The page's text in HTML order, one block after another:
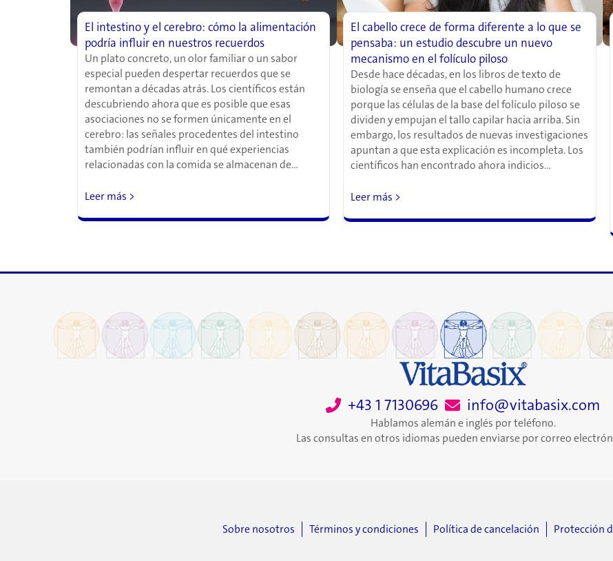
El intestino y el cerebro: cómo la alimentación
podría influir en nuestros recuerdos
Un plato concreto, un olor familiar o un sabor
especial pueden despertar recuerdos que se
remontan a décadas atrás. Los científicos están
descubriendo ahora que es posible que esas
asociaciones no se formen únicamente en el
cerebro: las señales procedentes del intestino
también podrían influir en qué experiencias
relacionadas con la comida se almacenan de…
Leer más >
El cabello crece de forma diferente a lo que se
pensaba: un estudio descubre un nuevo
mecanismo en el folículo piloso
Desde hace décadas, en los libros de texto de
biología se enseña que el cabello humano crece
porque las células de la base del folículo piloso se
dividen y empujan el tallo capilar hacia arriba. Sin
embargo, los resultados de nuevas investigaciones
apuntan a que esta explicación es incompleta. Los
científicos han encontrado ahora indicios…
Leer más >
+43 1 7130696 info@vitabasix.com
Hablamos alemán e inglés por teléfono.
Las consultas en otros idiomas pueden enviarse por correo
Sobre nosotros Términos y condiciones Política de cancelación Protección